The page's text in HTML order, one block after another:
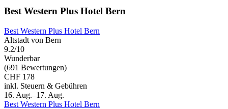
Best Western Plus Hotel Bern
Best Western Plus Hotel Bern
Altstadt von Bern
9.2/10
Wunderbar
(691 Bewertungen)
CHF 178
inkl. Steuern & Gebühren
16. Aug.–17. Aug.
Best Western Plus Hotel Bern